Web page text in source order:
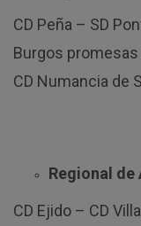
CD Peña – SD
Burgos promesas
CD Numancia de
Regional
CD Ejido – CD